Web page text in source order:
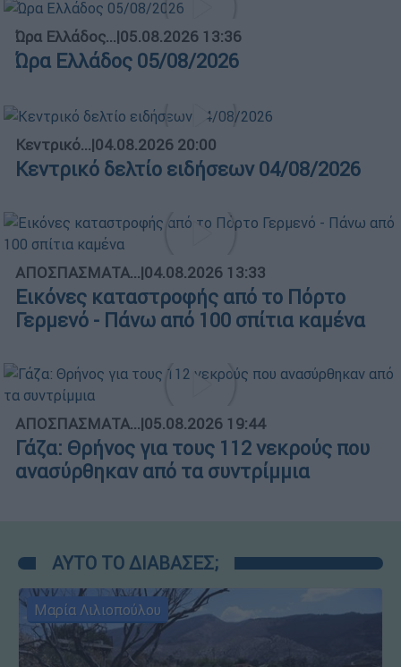
Ώρα Ελλάδος...|05.08.2026 13:36
Ώρα Ελλάδος 05/08/2026
Κεντρικό...|04.08.2026 20:00
Κεντρικό δελτίο ειδήσεων 04/08/2026
ΑΠΟΣΠΑΣΜΑΤΑ...|04.08.2026 13:33
Εικόνες καταστροφής από το Πόρτο
Γερμενό - Πάνω από 100 σπίτια καμένα
ΑΠΟΣΠΑΣΜΑΤΑ...|05.08.2026 19:44
Γάζα: Θρήνος για τους 112 νεκρούς που
ανασύρθηκαν από τα συντρίμμια
ΑΥΤΟ ΤΟ ΔΙΑΒΑΣΕΣ;
Μαρία Λιλιοπούλου